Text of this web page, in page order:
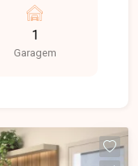
porcelanato
banheiros,
de lazer com
1
Garagem